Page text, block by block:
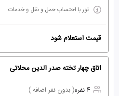
تور با احتساب حمل و نقل و خدمات
قیمت استعلام شود
اتاق چهار تخته صدر الدین محلاتی
4 نفره
( بدون نفر اضافه )